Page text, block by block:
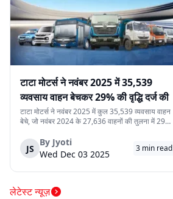
टाटा मोटर्स ने नवंबर 2025 में 35,539
व्यवसाय वाहन बेचकर 29% की वृद्धि दर्ज की
टाटा मोटर्स ने नवंबर 2025 में कुल 35,539 व्यवसाय वाहन
बेचे, जो नवंबर 2024 के 27,636 वाहनों की तुलना में 29%
कंपनी की विविध व्यवसाय वाहन श्रृंखला को दर्शाती है। घरेलू
बिक्री 32,753 वाहन रह...
JS
By Jyoti
Wed Dec 03 2025
3 min read
लेटेस्ट न्यूज़